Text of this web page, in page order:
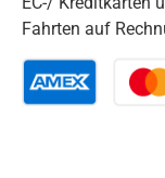
Fahrten auf